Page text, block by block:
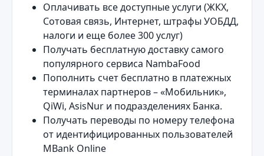
Оплачивать все доступные услуги (ЖКХ,
Сотовая связь, Интернет, штрафы УОБДД,
налоги и еще более 300 услуг)
Получать бесплатную доставку самого
популярного сервиса NambaFood
Пополнить счет бесплатно в платежных
терминалах партнеров – «Мобильник»,
QiWi, AsisNur и подразделениях Банка.
Получать переводы по номеру телефона
от идентифицированных пользователей
MBank Оnline